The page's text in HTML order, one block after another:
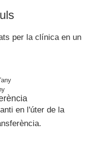
per la clínica en un
en l'úter de la